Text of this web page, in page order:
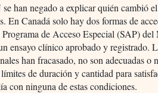
han negado a explicar quién cambió
En Canadá solo hay dos formas de
Programa de Acceso Especial (SAP)
ensayo clínico aprobado y registrado.
han fracasado, no son adecuadas o
de duración y cantidad para
con ninguna de estas condiciones.